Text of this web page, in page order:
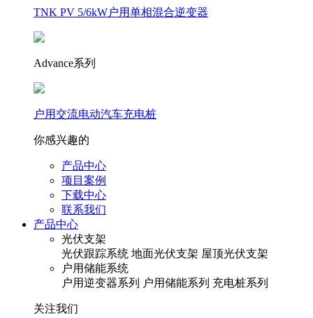
TNK PV 5/6kW户用单相混合逆变器
Advance系列
户用交流电动汽车充电桩
你感兴趣的
产品中心
项目案例
下载中心
联系我们
产品中心
光伏支架
光伏跟踪系统 地面光伏支架 屋顶光伏支架
户用储能系统
户用逆变器系列
户用储能系列 充电桩系列
关注我们